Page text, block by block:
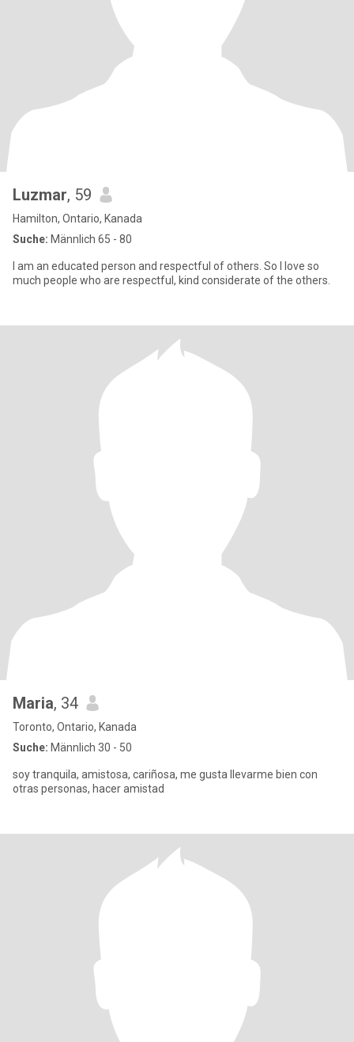
Luzmar, 59
Hamilton, Ontario, Kanada
Suche: Männlich 65 - 80
I am an educated person and respectful of others. So I love so
much people who are respectful, kind considerate of the others.
Maria, 34
Toronto, Ontario, Kanada
Suche: Männlich 30 - 50
soy tranquila, amistosa, cariñosa, me gusta llevarme bien con
otras personas, hacer amistad